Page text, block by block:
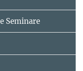
Seminare